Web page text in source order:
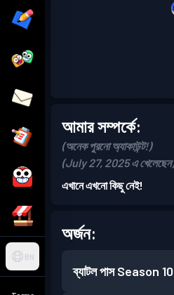
BN
আমার সম্পর্কে:
(অনেক পুরনো অ্যাকাউন্ট!)
(July 27, 2025 এ খেলেছেন)
এখানে এখনো কিছু নেই!
অর্জন:
ব্যাটল পাস Season 10